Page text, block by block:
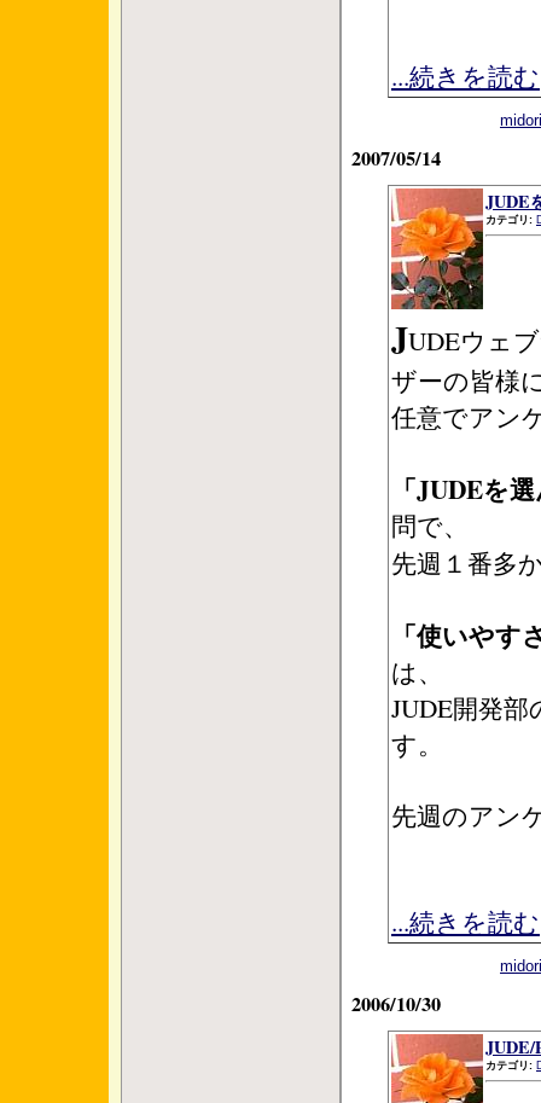
...続きを読む
2007/05/14
JUDE
カテゴリ:
JUDEウェ
ザーの皆様
任意でアン
「JUDEを
問で、
先週１番多
「使いやす
は、
JUDE開発
す。
先週のアン
...続きを読む
2006/10/30
JUDE/
カテゴリ: